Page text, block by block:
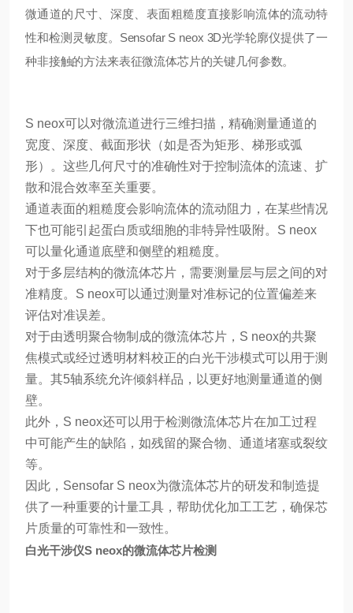
微通道的尺寸、深度、表面粗糙度直接影响流体的流动特
性和检测灵敏度。Sensofar S neox 3D光学轮廓仪提供了一
种非接触的方法来表征微流体芯片的关键几何参数。
S neox可以对微流道进行三维扫描，精确测量通道的
宽度、深度、截面形状（如是否为矩形、梯形或弧
形）。这些几何尺寸的准确性对于控制流体的流速、扩
散和混合效率至关重要。
通道表面的粗糙度会影响流体的流动阻力，在某些情况
下也可能引起蛋白质或细胞的非特异性吸附。S neox
可以量化通道底壁和侧壁的粗糙度。
对于多层结构的微流体芯片，需要测量层与层之间的对
准精度。S neox可以通过测量对准标记的位置偏差来
评估对准误差。
对于由透明聚合物制成的微流体芯片，S neox的共聚
焦模式或经过透明材料校正的白光干涉模式可以用于测
量。其5轴系统允许倾斜样品，以更好地测量通道的侧
壁。
此外，S neox还可以用于检测微流体芯片在加工过程
中可能产生的缺陷，如残留的聚合物、通道堵塞或裂纹
等。
因此，Sensofar S neox为微流体芯片的研发和制造提
供了一种重要的计量工具，帮助优化加工工艺，确保芯
片质量的可靠性和一致性。
白光干涉仪S neox的微流体芯片检测